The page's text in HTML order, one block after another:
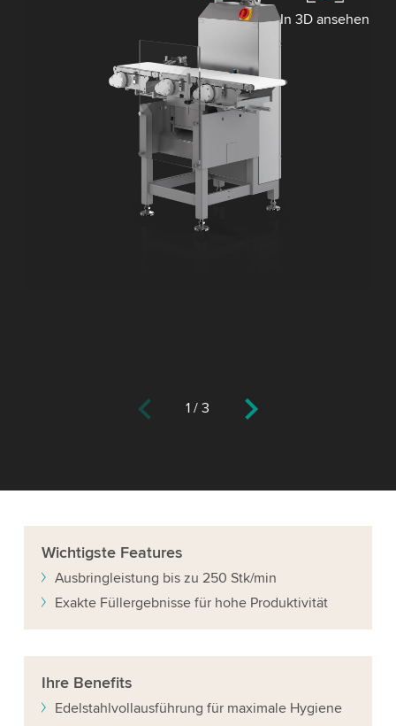
1 /3
In 3D ansehen
Wichtigste Features
Ausbringleistung bis zu 250 Stk/min
Exakte Füllergebnisse für hohe Produktivität
Ihre Benefits
Edelstahlvollausführung für maximale Hygiene